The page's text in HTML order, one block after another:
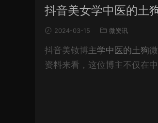
抖音美女学中医的土
2024-03-15 微资讯
抖音美钕博主学中医的土狗
资料来看，这位博主不仅在